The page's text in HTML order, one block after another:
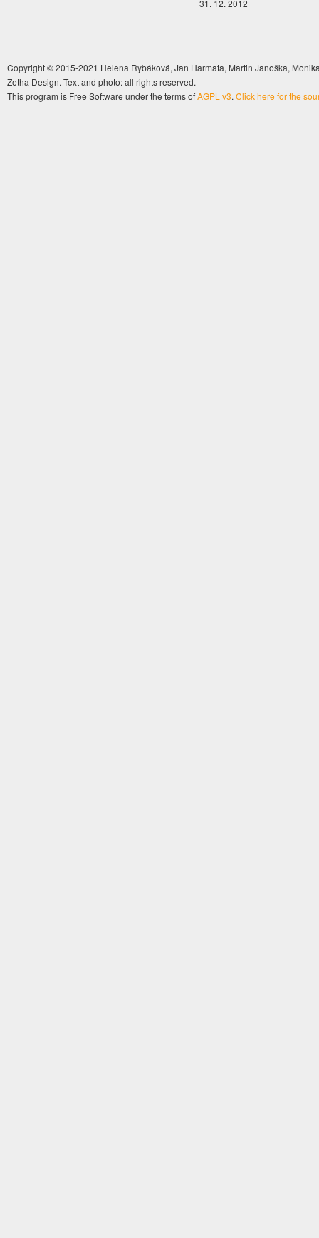
31. 12. 2012
Copyright © 2015-2021 Helena Rybáková, Jan Harmata, Martin Janoška,
Zetha Design. Text and photo: all rights reserved.
This program is Free Software under the terms ofAGPL v3. Click here for the